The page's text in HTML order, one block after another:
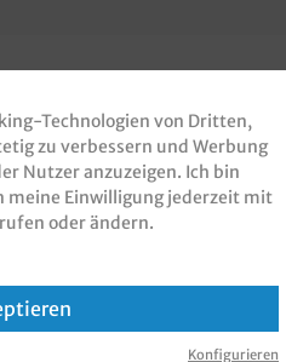
Technologien von Dritten,
zu verbessern und Werbung
Nutzer anzuzeigen. Ich bin
Einwilligung jederzeit mit
oder ändern.
Konfigurieren